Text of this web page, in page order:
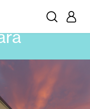
COFFRE KIARA